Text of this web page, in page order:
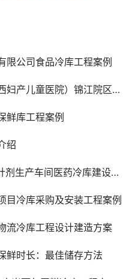
限公司食品冷库工程案例
锦江院区医药冷库建设方案及施工图片
鲜库工程案例
绍
间医药冷库建设方案及施工图片
目冷库采购及安装工程案例
流冷库工程设计建造方案
鲜时长：最佳储存方法